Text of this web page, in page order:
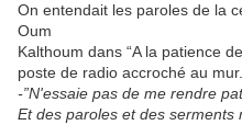
On entendait les paroles de la
Oum
Kalthoum dans “A la patience
poste de radio accroché au mur.
-”N'essaie pas de me rendre
Et des paroles et des serments